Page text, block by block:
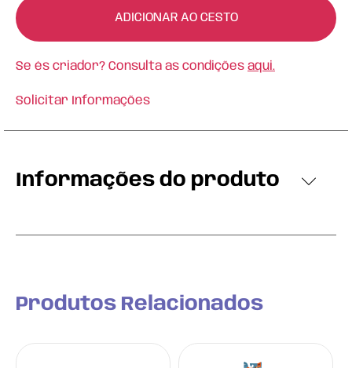
ADICIONAR AO CESTO
Se és criador? Consulta as condições aqui.
Solicitar Informações
Informações do produto
Produtos Relacionados